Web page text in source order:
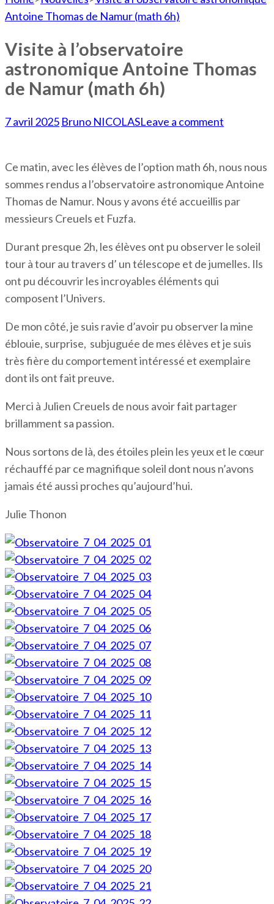
Antoine Thomas de Namur (math 6h)
Visite à l’observatoire
astronomique Antoine Thomas
de Namur (math 6h)
7 avril 2025 Bruno NICOLASLeave a comment
Ce matin, avec les élèves de l’option math 6h, nous nous
sommes rendus a l’observatoire astronomique Antoine
Thomas de Namur. Nous y avons été accueillis par
messieurs Creuels et Fuzfa.
Durant presque 2h, les élèves ont pu observer le soleil
tour à tour au travers d’ un télescope et de jumelles. Ils
ont pu découvrir les incroyables éléments qui
composent l’Univers.
De mon côté, je suis ravie d’avoir pu observer la mine
éblouie, surprise, subjuguée de mes élèves et je suis
très fière du comportement intéressé et exemplaire
dont ils ont fait preuve.
Merci à Julien Creuels de nous avoir fait partager
brillamment sa passion.
Nous sortons de là, des étoiles plein les yeux et le cœur
réchauffé par ce magnifique soleil dont nous n’avons
jamais été aussi proches qu’aujourd’hui.
Julie Thonon